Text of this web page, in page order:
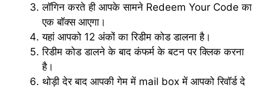
लॉगिन करते ही आपके सामने Redeem Your Code का
एक बॉक्स आएगा।
यहां आपको 12 अंकों का रिडीम कोड डालना है।
रिडीम कोड डालने के बाद कंफर्म के बटन पर क्लिक करना
है।
थोड़ी देर बाद आपकी गेम में mail box में आपको रिवॉर्ड दे